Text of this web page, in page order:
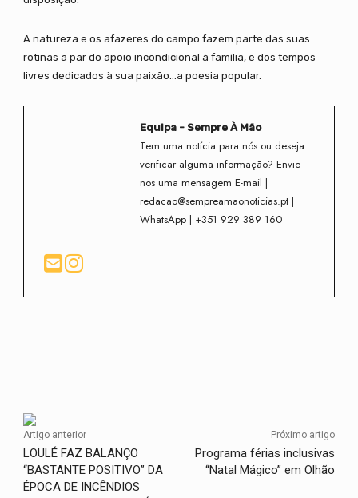
A natureza e os afazeres do campo fazem parte das suas
rotinas a par do apoio incondicional à família, e dos tempos
livres dedicados à sua paixão…a poesia popular.
Equipa - Sempre À Mão
Tem uma notícia para nós ou deseja
verificar alguma informação? Envie-
nos uma mensagem E-mail |
redacao@sempreamaonoticias.pt |
WhatsApp | +351 929 389 160
Artigo anterior
LOULÉ FAZ BALANÇO
“BASTANTE POSITIVO” DA
ÉPOCA DE INCÊNDIOS
Próximo artigo
Programa férias inclusivas
“Natal Mágico” em Olhão